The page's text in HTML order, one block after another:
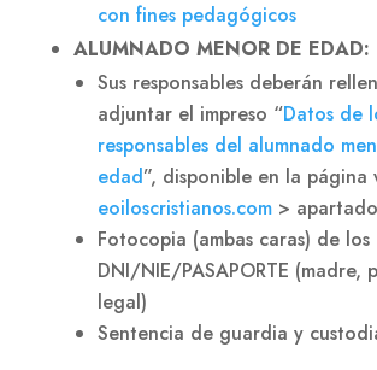
con fines pedagógicos
ALUMNADO MENOR DE EDAD:
Sus responsables deberán
adjuntar el impreso “Datos de
responsables del alumnado
edad”, disponible en la página
eoiloscristianos.com> apartado
Fotocopia (ambas caras) de los
DNI/NIE/PASAPORTE (madre,
legal)
Sentencia de guardia y